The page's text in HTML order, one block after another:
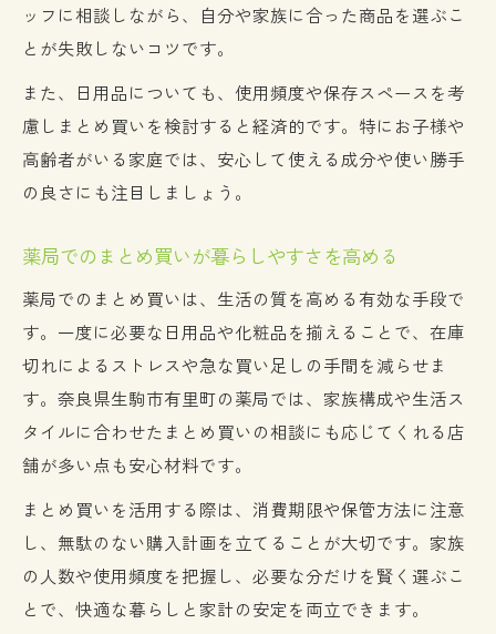
ッフに相談しながら、自分や家族に合った商品を選ぶこ
とが失敗しないコツです。
また、日用品についても、使用頻度や保存スペースを考
慮しまとめ買いを検討すると経済的です。特にお子様や
高齢者がいる家庭では、安心して使える成分や使い勝手
の良さにも注目しましょう。
薬局でのまとめ買いが暮らしやすさを高める
薬局でのまとめ買いは、生活の質を高める有効な手段で
す。一度に必要な日用品や化粧品を揃えることで、在庫
切れによるストレスや急な買い足しの手間を減らせま
す。奈良県生駒市有里町の薬局では、家族構成や生活ス
タイルに合わせたまとめ買いの相談にも応じてくれる店
舗が多い点も安心材料です。
まとめ買いを活用する際は、消費期限や保管方法に注意
し、無駄のない購入計画を立てることが大切です。家族
の人数や使用頻度を把握し、必要な分だけを賢く選ぶこ
とで、快適な暮らしと家計の安定を両立できます。